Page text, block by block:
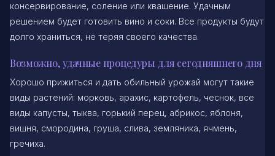
консервирование, соление или квашение. Удачным
решением будет готовить вино и соки. Все продукты будут
долго храниться, не теряя своего качества.
Возможно, удачные процедуры для сегодняшнего дня
Хорошо прижиться и дать обильный урожай могут такие
виды растений: морковь, арахис, картофель, чеснок, все
виды капусты, тыква, горький перец, абрикос, яблоня,
вишня, смородина, груша, слива, земляника, ячмень,
гречиха.